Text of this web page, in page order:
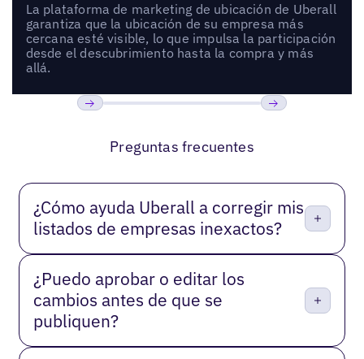
La plataforma de marketing de ubicación de Uberall
garantiza que la ubicación de su empresa más
cercana esté visible, lo que impulsa la participación
desde el descubrimiento hasta la compra y más
allá.
Preguntas frecuentes
¿Cómo ayuda Uberall a corregir mis
listados de empresas inexactos?
¿Puedo aprobar o editar los
cambios antes de que se
publiquen?